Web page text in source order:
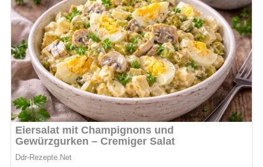
dafür, dass die Aromen perfekt erhalten bleiben. So
kannst du auch in der kalten Jahreszeit den Geschmack
des Sommers genießen und deinen Liebsten eine
herzhafte, selbstgemachte Delikatesse servieren.